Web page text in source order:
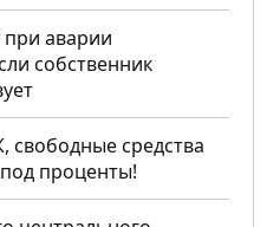
при аварии
собственник
свободные средства
проценты!